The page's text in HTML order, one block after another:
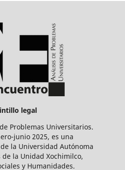
legal
Problemas Universitarios.
junio 2025, es una
la Universidad Autónoma
la Unidad Xochimilco,
y Humanidades.